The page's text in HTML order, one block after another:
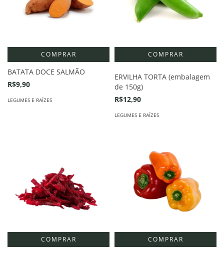
COMPRAR
BATATA DOCE SALMÃO
R$9,90
LEGUMES E RAÍZES
ERVILHA TORTA (embalagem
de 150g)
R$12,90
LEGUMES E RAÍZES